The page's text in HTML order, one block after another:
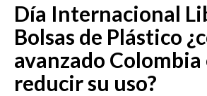
EMISIÓN 7:00 PM
Día Internacional
Bolsas de Plástico
avanzado Colombia
reducir su uso?